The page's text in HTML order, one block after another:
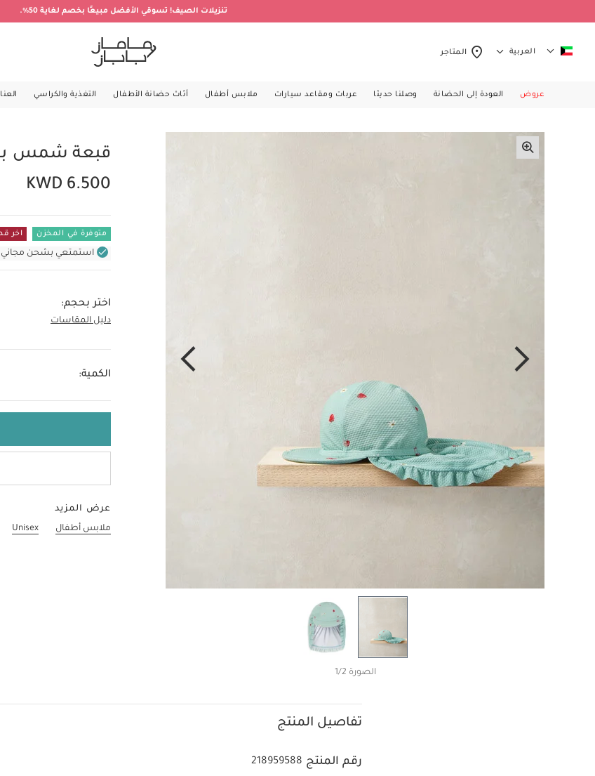
تنزيلات الصيف! تسوقي الأفضل مبيعًا بخصم لغاية 50%.
العربية المتاجر
عروض العودة إلى الحضانة وصلنا حديثا عربات ومقاعد سيارات ملابس أطفال أثاث حضانة الأطفال التغذية والكراسي
الصورة 1/2
قبعة شمس
KWD 6.500
متوفرة في المخزن اخر
استمتعي بشحن مجاني
اختر بحجم:
دليل المقاسات
3-6 Months
الكمية:
عرض المزيد
ملابس أطفال
Unisex
تفاصيل المنتج
رقم المنتج 218959588